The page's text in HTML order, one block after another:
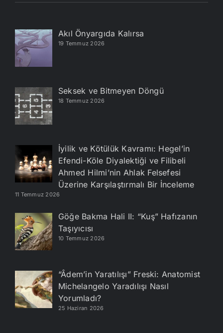
Akıl Önyargıda Kalırsa
19 Temmuz 2026
Seksek ve Bitmeyen Döngü
18 Temmuz 2026
İyilik ve Kötülük Kavramı: Hegel’in
Efendi-Köle Diyalektiği ve Filibeli
Ahmed Hilmi’nin Ahlak Felsefesi
Üzerine Karşılaştırmalı Bir İnceleme
11 Temmuz 2026
Göğe Bakma Hali II: “Kuş” Hafızanın
Taşıyıcısı
10 Temmuz 2026
“Âdem’in Yaratılışı” Freski: Anatomist
Michelangelo Yaradılışı Nasıl
Yorumladı?
25 Haziran 2026